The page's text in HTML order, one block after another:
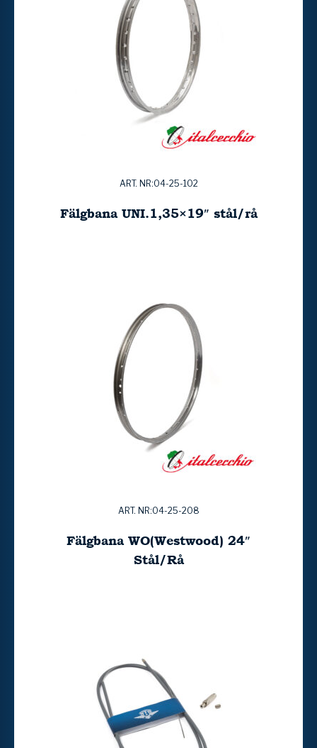
ART. NR:04-25-102
Fälgbana UNI.1,35×19″ stål/rå
ART. NR:04-25-208
Fälgbana WO(Westwood) 24″
Stål/Rå